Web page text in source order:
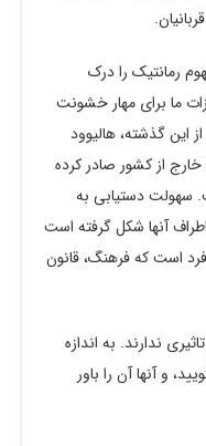
رمانتیک را درک
ما برای مهار خشونت
این گذشته، هالیوود
از کشور صادر کرده
سهولت دستیابی به
آنها شکل گرفته است
است که فرهنگ، قانون
ندارند. به اندازه
و آنها آن را باور